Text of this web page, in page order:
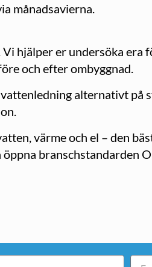
månadsavierna.
hjälper er undersöka era
och efter ombyggnad.
alternativt på
värme och el – den
branschstandarden